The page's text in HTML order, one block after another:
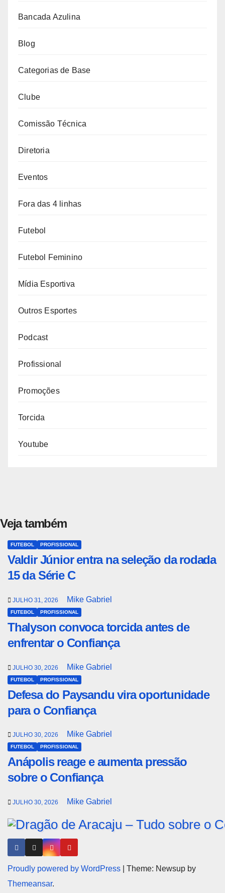
Bancada Azulina
Blog
Categorias de Base
Clube
Comissão Técnica
Diretoria
Eventos
Fora das 4 linhas
Futebol
Futebol Feminino
Mídia Esportiva
Outros Esportes
Podcast
Profissional
Promoções
Torcida
Youtube
Veja também
FUTEBOL PROFISSIONAL
Valdir Júnior entra na seleção da rodada
15 da Série C
JULHO 31, 2026 Mike Gabriel
FUTEBOL PROFISSIONAL
Thalyson convoca torcida antes de
enfrentar o Confiança
JULHO 30, 2026 Mike Gabriel
FUTEBOL PROFISSIONAL
Defesa do Paysandu vira oportunidade
para o Confiança
JULHO 30, 2026 Mike Gabriel
FUTEBOL PROFISSIONAL
Anápolis reage e aumenta pressão
sobre o Confiança
JULHO 30, 2026 Mike Gabriel
Proudly powered by WordPress
Theme: Newsup by
Themeansar.